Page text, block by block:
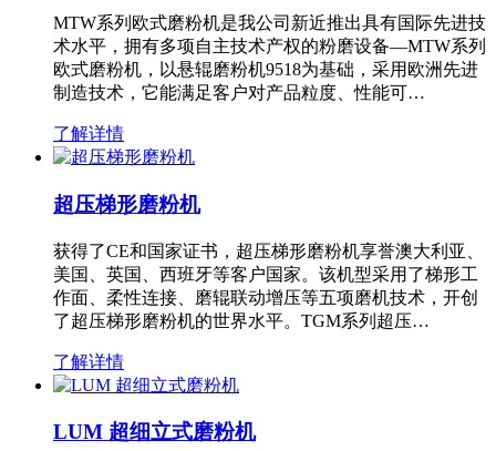
MTW系列欧式磨粉机是我公司新近推出具有国际先进技
术水平，拥有多项自主技术产权的粉磨设备—MTW系列
欧式磨粉机，以悬辊磨粉机9518为基础，采用欧洲先进
制造技术，它能满足客户对产品粒度、性能可…
了解详情
超压梯形磨粉机
获得了CE和国家证书，超压梯形磨粉机享誉澳大利亚、
美国、英国、西班牙等客户国家。该机型采用了梯形工
作面、柔性连接、磨辊联动增压等五项磨机技术，开创
了超压梯形磨粉机的世界水平。TGM系列超压…
了解详情
LUM 超细立式磨粉机